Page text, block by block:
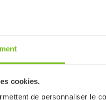
cookies.
de personnaliser le